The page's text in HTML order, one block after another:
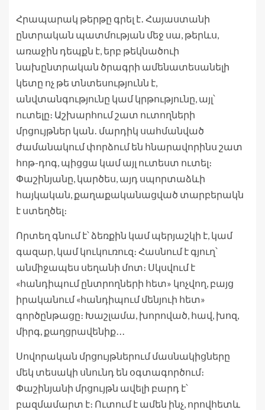
Հրապարակ թերթը գրել է․ Հայաստանի
ընտրական պատմության մեջ սա, թերևս,
առաջին դեպքն է, երբ թեկնածուի
նախընտրական ծրագրի ամենատեսանելի
կետը ոչ թե տնտեսությունն է,
անվտանգությունը կամ կրթությունը, այլ՝
ուտելը։ Աշխարհում շատ ուտողների
մրցույթներ կան․ մարդիկ սահմանված
ժամանակում փորձում են հնարավորինս շատ
հոթ-դոգ, պիցցա կամ այլ ուտեստ ուտել։
Փաշինյանը, կարծես, այդ սպորտաձևի
հայկական, քաղաքականացված տարբերակն
է ստեղծել։
Որտեղ գնում է՝ ձեռքին կամ պերյաշկի է, կամ
գազար, կամ կուկուռուզ։ Հասնում է գյուղ՝
անմիջապես սեղանի մոտ։ Սկսվում է
«հանդիպում ընտրողների հետ» կոչվող, բայց
իրականում «հանդիպում մենյուի հետ»
գործընթացը։ Խաշլամա, խորոված, հավ, խոզ,
միրգ, քաղցրավենիք․․․
Սովորական մրցույթներում մասնակիցները
մեկ տեսակի սնունդ են օգտագործում։
Փաշինյանի մրցույթն ավելի բարդ է՝
բազմամարտ է։ Ուտում է ամեն ինչ, որովհետև